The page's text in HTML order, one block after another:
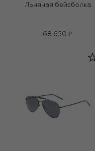
Льняная бейсболка
68 650 ₽